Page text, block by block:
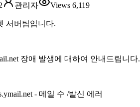
관리자 Views 6,119
서버팀입니다.
장애 발생에 대하여 안내드립니다.
- 메일 수 /발신 에러